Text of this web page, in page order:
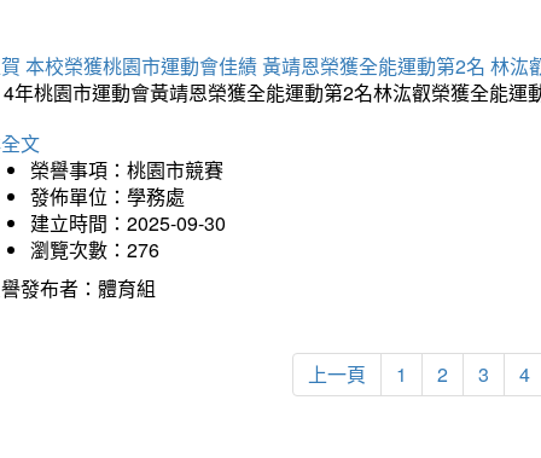
本校榮獲桃園市運動會佳績 黃靖恩榮獲全能運動第2名 林汯
年桃園市運動會黃靖恩榮獲全能運動第2名林汯叡榮獲全能運
文
榮譽事項：桃園市競賽
發佈單位：學務處
建立時間：2025-09-30
瀏覽次數：276
發布者：體育組
上一頁 1 2 3 4